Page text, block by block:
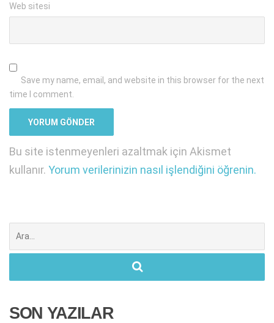
Web sitesi
Save my name, email, and website in this browser for the next
time I comment.
Bu site istenmeyenleri azaltmak için Akismet
kullanır. Yorum verilerinizin nasıl işlendiğini öğrenin.
ara:
SON YAZILAR